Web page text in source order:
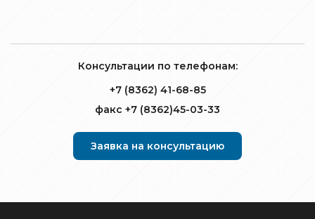
Консультации по телефонам:
+7 (8362) 41-68-85
факс +7 (8362)45-03-33
Заявка на консультацию